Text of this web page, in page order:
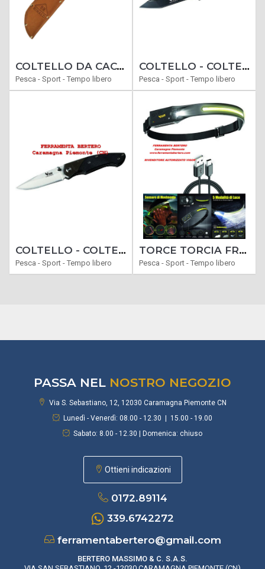
COLTELLO DA CACCIATORE RINALDI 240 IN ACCIAIO FORGIATO CON FODERO IN CUOIO
Pesca - Sport - Tempo libero
COLTELLO - COLTELLI SERRAMANICO CACCIA MODELLO GIPETO
Pesca - Sport - Tempo libero
COLTELLO - COLTELLI SERRAMANICO CACCIA MODELLO PERNICE
Pesca - Sport - Tempo libero
TORCE TORCIA FRONTALE LAMPADA VIGOR LED FRONTALI TRAIL-USB 350 LM
Pesca - Sport - Tempo libero
PASSA NEL NOSTRO NEGOZIO
Via S. Sebastiano, 12, 12030 Caramagna Piemonte CN
Lunedì - Venerdì: 08.00 - 12.30 | 15.00 - 19.00
Sabato: 8.00 - 12.30 | Domenica: chiuso
Ottieni indicazioni
0172.89114
339.6742272
ferramentabertero@gmail.com
BERTERO MASSIMO & C. S.A.S.